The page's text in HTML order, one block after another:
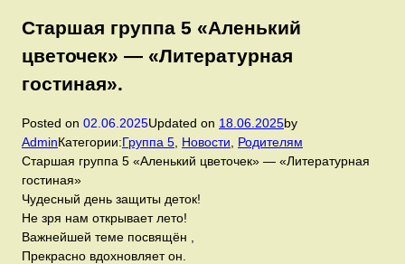
Старшая группа 5 «Аленький
цветочек» — «Литературная
гостиная».
Posted on 02.06.2025Updated on 18.06.2025by
AdminКатегории:Группа 5 Новости
Родителям
Старшая группа 5 «Аленький цветочек» — «Литературная
гостиная»
Чудесный день защиты деток!
Не зря нам открывает лето!
Важнейшей теме посвящён ,
Прекрасно вдохновляет он.